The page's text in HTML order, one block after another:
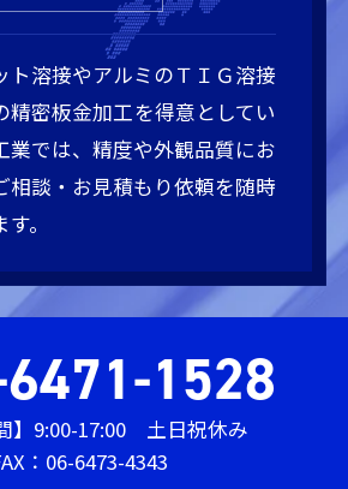
ト溶接やアルミのＴＩＧ溶接
精密板金加工を得意としてい
業では、精度や外観品質にお
相談・お見積もり依頼を随時
。
1528
】9:00-17:00 土日祝休み
：06-6473-4343